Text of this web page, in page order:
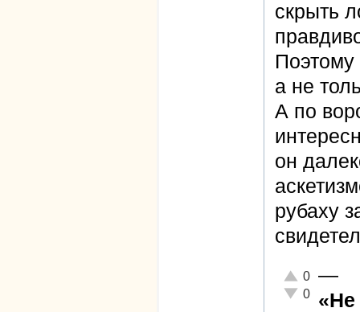
скрыть
Поэтому
а не
А по
он
рубаху
Отлично!
0
Неадекватно!
0
—